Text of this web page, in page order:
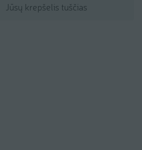
Jūsų krepšelis tuščias